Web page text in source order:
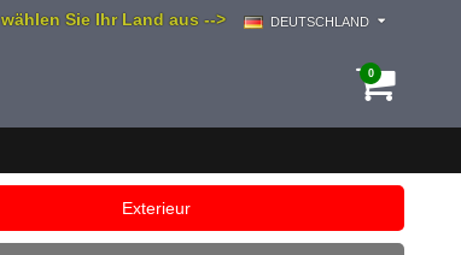
wählen Sie Ihr Land aus --> DEUTSCHLAND
0
Exterieur